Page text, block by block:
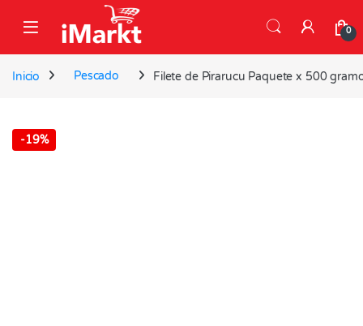
0
Inicio Pescado Filete de Pirarucu Paquete x 500
-19%